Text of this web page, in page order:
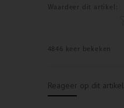
Waardeer dit artikel:
4846 keer bekeken
Reageer op dit artikel